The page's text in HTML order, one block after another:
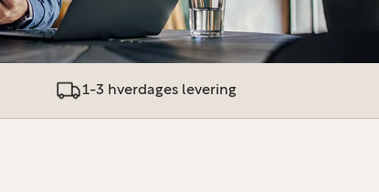
1-3 hverdages levering